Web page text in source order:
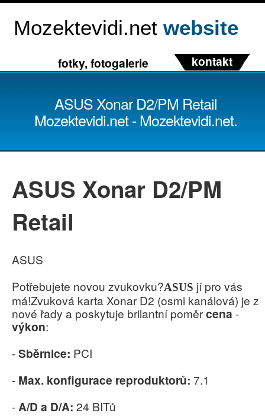
Mozektevidi.net website
fotky, fotogalerie kontakt
ASUS Xonar D2/PM Retail
Mozektevidi.net - Mozektevidi.net.
ASUS Xonar D2/PM
Retail
ASUS
Potřebujete novou zvukovku?ASUS jí pro vás
má!Zvuková karta Xonar D2 (osmi kanálová) je z
nové řady a poskytuje brilantní poměrcena -
výkon:
-Sběrnice: PCI
- Max. konfigurace reproduktorů: 7.1
-A/D a D/A: 24 BITů